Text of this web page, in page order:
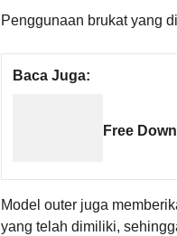
Penggunaan brukat yang
Baca Juga:
Free
Model outer juga
yang telah dimiliki,